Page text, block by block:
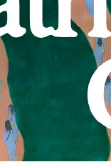
et vis opererer